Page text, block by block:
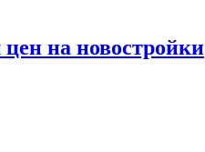
на новостройки